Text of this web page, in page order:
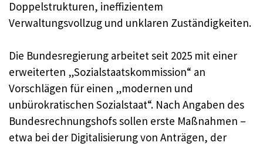
Doppelstrukturen, ineffizientem
Verwaltungsvollzug und unklaren Zuständigkeiten.
Die Bundesregierung arbeitet seit 2025 mit einer
erweiterten „Sozialstaatskommission“ an
Vorschlägen für einen „modernen und
unbürokratischen Sozialstaat“. Nach Angaben des
Bundesrechnungshofs sollen erste Maßnahmen –
etwa bei der Digitalisierung von Anträgen, der